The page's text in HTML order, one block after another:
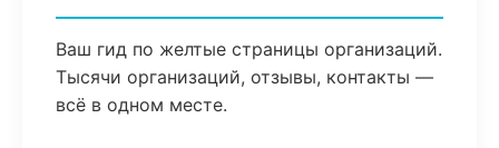
Ваш гид по желтые страницы организаций.
Тысячи организаций, отзывы, контакты —
всё в одном месте.